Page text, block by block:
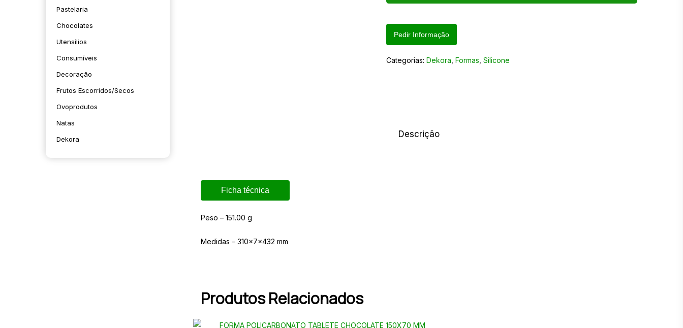
Pastelaria
Chocolates
Utensílios
Consumíveis
Decoração
Frutos Escorridos/secos
Ovoprodutos
Natas
Dekora
Pedir Informação
Categorias:Dekora ,Formas ,Silicone
Descrição
Ficha técnica
Peso – 151.00 g
Medidas – 310x7x432 mm
Produtos Relacionados